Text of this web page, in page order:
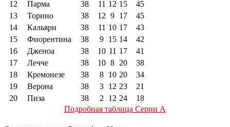
12
Парма 38 11 12 15
45
13
Торино 38 12 9 17
45
14
Кальяри 38 11 10 17
43
15
Фиорентина 38 9 15 14
42
16
Дженоа 38 10 11 17
41
17
Лечче 38 10 8 20
38
18
Кремонезе 38 8 10 20
34
19
Верона 38 3 12 23
21
20
Пиза 38 2 12 24
18
Подробная таблица Серии А